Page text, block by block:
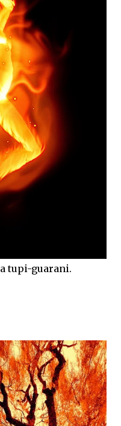
tupi-guarani.